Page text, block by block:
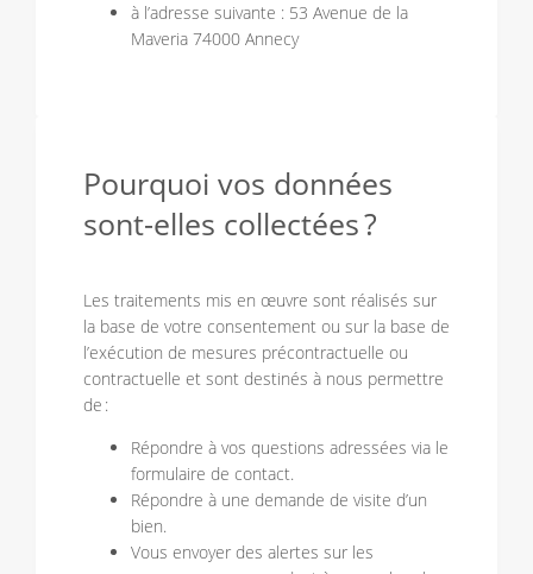
à l’adresse suivante : 53 Avenue de la
Maveria 74000 Annecy
Pourquoi vos données
sont-elles collectées ?
Les traitements mis en œuvre sont réalisés sur
la base de votre consentement ou sur la base de
l’exécution de mesures précontractuelle ou
contractuelle et sont destinés à nous permettre
de :
Répondre à vos questions adressées via le
formulaire de contact.
Répondre à une demande de visite d’un
bien.
Vous envoyer des alertes sur les